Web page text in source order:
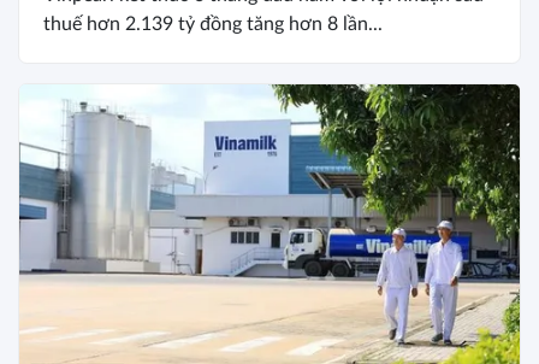
thuế hơn 2.139 tỷ đồng tăng hơn 8 lần...